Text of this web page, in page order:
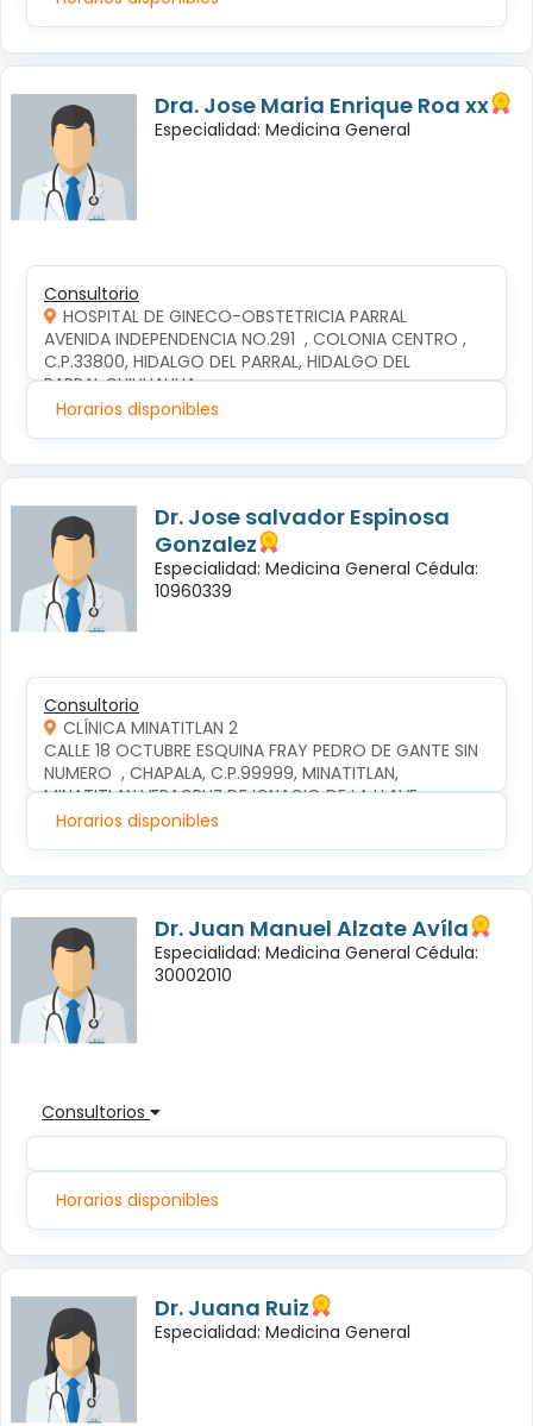
Dra. Jose Maria Enrique Roa xx
Especialidad: Medicina General
Consultorio
HOSPITAL DE GINECO-OBSTETRICIA PARRAL
AVENIDA INDEPENDENCIA NO.291  , COLONIA CENTRO ,
C.P.33800, HIDALGO DEL PARRAL, HIDALGO DEL
PARRAL,CHIHUAHUA
Horarios disponibles
Dr. Jose salvador Espinosa
Gonzalez
Especialidad: Medicina General Cédula:
10960339
Consultorio
CLÍNICA MINATITLAN 2
CALLE 18 OCTUBRE ESQUINA FRAY PEDRO DE GANTE SIN
NUMERO  , CHAPALA, C.P.99999, MINATITLAN,
MINATITLAN,VERACRUZ DE IGNACIO DE LA LLAVE
Horarios disponibles
Dr. Juan Manuel Alzate Avíla
Especialidad: Medicina General Cédula:
30002010
Consultorios
Horarios disponibles
Dr. Juana Ruiz
Especialidad: Medicina General